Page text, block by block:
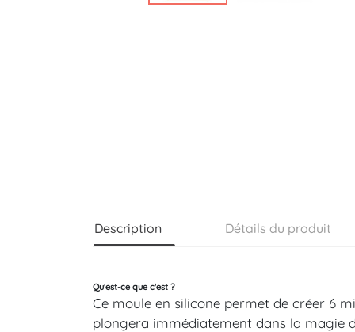
Description Détails du produit
Qu'est-ce que c'est ?
Ce moule en silicone permet de créer 6
plongera immédiatement dans la magie